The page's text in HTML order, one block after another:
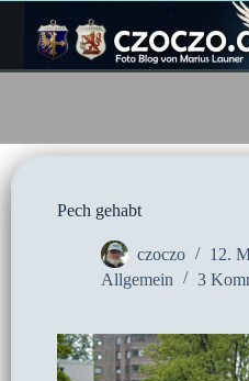
Inhalt
springen
Pech gehabt
czoczo
12.
Allgemein
3